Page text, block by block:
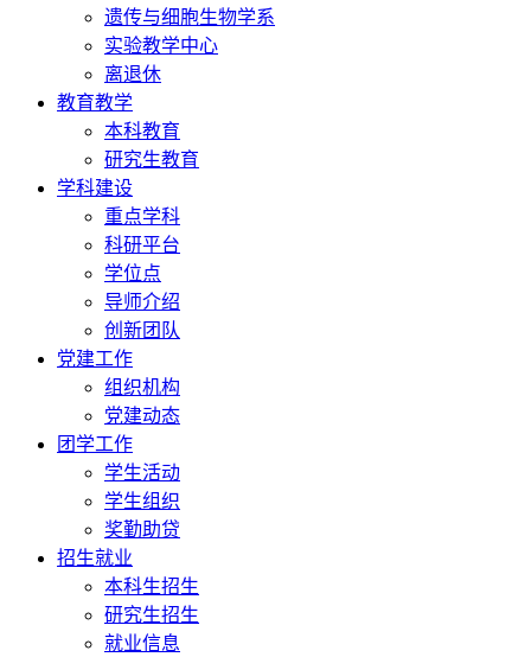
遗传与细胞生物学系
实验教学中心
离退休
教育教学
本科教育
研究生教育
学科建设
重点学科
科研平台
学位点
导师介绍
创新团队
党建工作
组织机构
党建动态
团学工作
学生活动
学生组织
奖勤助贷
招生就业
本科生招生
研究生招生
就业信息